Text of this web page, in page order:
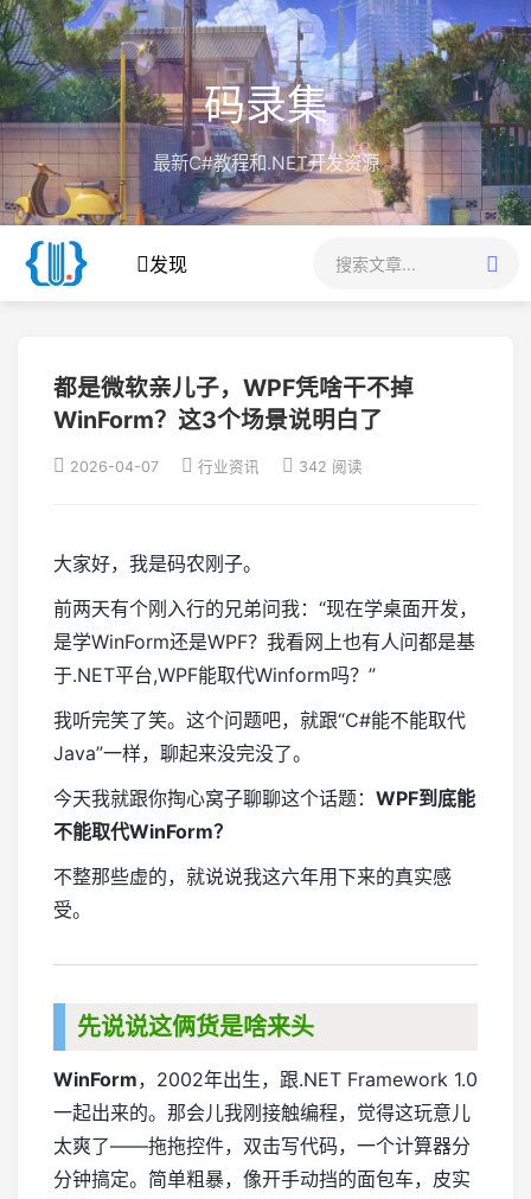
码录集
最新C#教程和.NET开发资源
发现
都是微软亲儿子，WPF凭啥干不掉
WinForm？这3个场景说明白了
2026-04-07 行业资讯 342 阅读
大家好，我是码农刚子。
前两天有个刚入行的兄弟问我：“现在学桌面开发，
是学WinForm还是WPF？我看网上也有人问都是基
于.NET平台,WPF能取代Winform吗？”
我听完笑了笑。这个问题吧，就跟“C#能不能取代
Java”一样，聊起来没完没了。
今天我就跟你掏心窝子聊聊这个话题： WPF到底能
不能取代WinForm？
不整那些虚的，就说说我这六年用下来的真实感
受。
先说说这俩货是啥来头
WinForm，2002年出生，跟.NET Framework 1.0
一起出来的。那会儿我刚接触编程，觉得这玩意儿
太爽了——拖拖控件，双击写代码，一个计算器分
分钟搞定。简单粗暴，像开手动挡的面包车，皮实